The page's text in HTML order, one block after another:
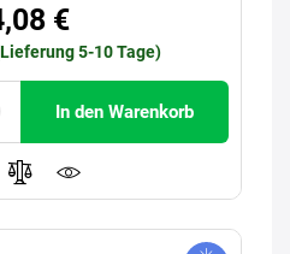
€
5-10 Tage)
In den Warenkorb